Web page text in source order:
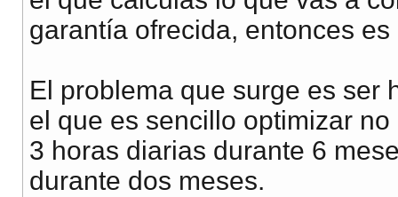
garantía ofrecida, entonces
El problema que surge es ser
el que es sencillo optimizar
3 horas diarias durante 6
durante dos meses.